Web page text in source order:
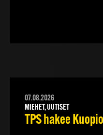
07.08.2026
MIEHET, UUTISET
TPS hakee